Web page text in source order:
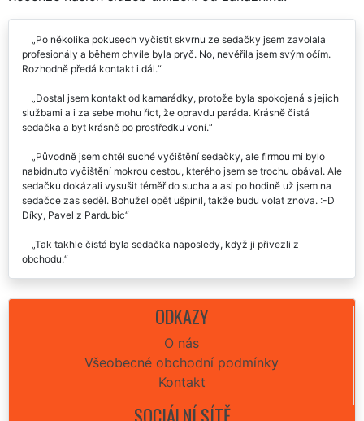
RECENZE
Recenze našich služeb uklízení od zákazníků:
Po několika pokusech vyčistit skvrnu ze sedačky jsem zavolala
profesionály a během chvíle byla pryč. No, nevěřila jsem svým očím.
Rozhodně předá kontakt i dál.
Dostal jsem kontakt od kamarádky, protože byla spokojená s jejich
službami a i za sebe mohu říct, že opravdu paráda. Krásně čistá
sedačka a byt krásně po prostředku voní.
Původně jsem chtěl suché vyčištění sedačky, ale firmou mi bylo
sedačku dokázali vysušit téměř do sucha a asi po hodině už jsem na
sedačce zas seděl. Bohužel opět ušpinil, takže budu volat znova. :-D
Včera k nám do Pardubic přijela sympatická a usměvavá paní a to,
co provedla s naší sedačkou je snad zázrak. Ihned jsem nechala
vyčistit i čalouněné čidle. Obojí jako nové.
Dvakrát do roka již několik let si nechávám čistit v kanceláři
ODKAZY
O nás